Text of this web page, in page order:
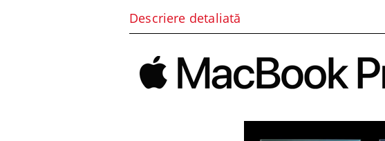
Descriere detaliată